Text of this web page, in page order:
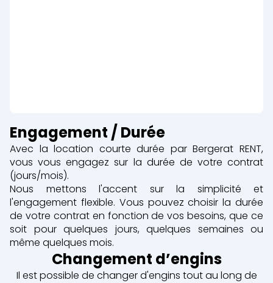
Engagement / Durée
Avec la location courte durée par Bergerat RENT,
vous vous engagez sur la durée de votre contrat
(jours/mois).
Nous mettons l'accent sur la simplicité et
l'engagement flexible. Vous pouvez choisir la durée
de votre contrat en fonction de vos besoins, que ce
soit pour quelques jours, quelques semaines ou
même quelques mois.
Changement d’engins
Il est possible de changer d'engins tout au long de